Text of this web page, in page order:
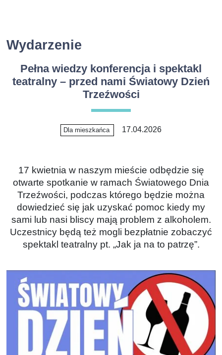
Wydarzenie
Pełna wiedzy konferencja i spektakl
teatralny – przed nami Światowy Dzień
Trzeźwości
Dla mieszkańca 17.04.2026
17 kwietnia w naszym mieście odbędzie się
otwarte spotkanie w ramach Światowego Dnia
Trzeźwości, podczas którego będzie można
dowiedzieć się jak uzyskać pomoc kiedy my
sami lub nasi bliscy mają problem z alkoholem.
Uczestnicy będą też mogli bezpłatnie zobaczyć
spektakl teatralny pt. „Jak ja na to patrzę”.